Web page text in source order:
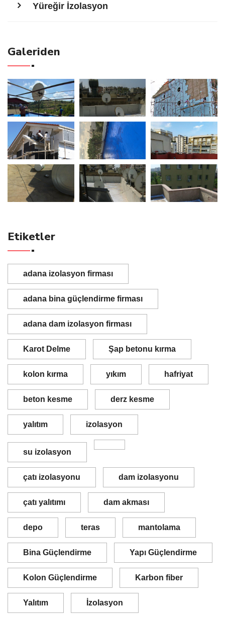
Yüreğir İzolasyon
Galeriden
Etiketler
adana izolasyon firması
adana bina güçlendirme firması
adana dam izolasyon firması
Karot Delme Şap betonu kırma
kolon kırma yıkım hafriyat
beton kesme derz kesme
yalıtım izolasyon
su izolasyon
çatı izolasyonu dam izolasyonu
çatı yalıtımı dam akması
depo teras mantolama
Bina Güçlendirme Yapı Güçlendirme
Kolon Güçlendirme Karbon fiber
Yalıtım İzolasyon